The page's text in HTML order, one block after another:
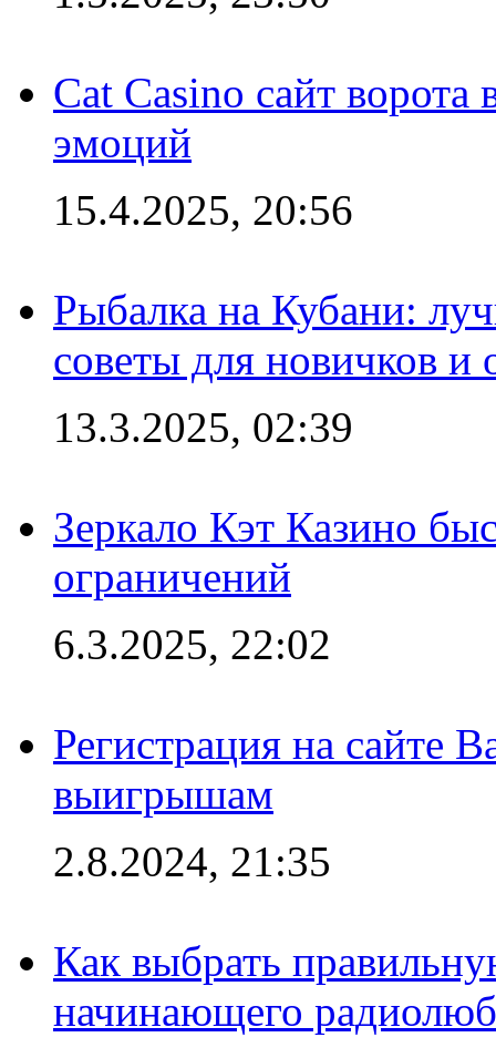
Cat Casino сайт
эмоций
15.4.2025, 20:56
Рыбалка на Кубани:
советы для новичков
13.3.2025, 02:39
Зеркало Кэт Казино
ограничений
6.3.2025, 22:02
Регистрация на сайте
выигрышам
2.8.2024, 21:35
Как выбрать
начинающего